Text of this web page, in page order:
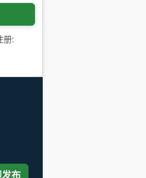
册:
布